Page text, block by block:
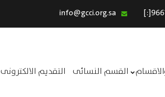
القسم النسائى التقديم الالكترونى
الرئيسية
عن الغرفة